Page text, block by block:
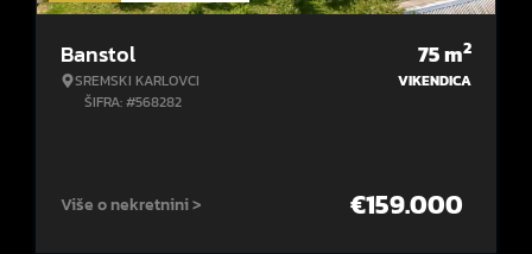
Banstol
SREMSKI KARLOVCI
ŠIFRA: #568282
75m2
VIKENDICA
Više o nekretnini > €159.000